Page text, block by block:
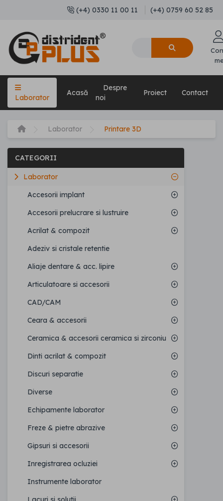
(+4) 0330 11 00 11 (+4) 0759 60 52 85
Laborator
Acasă
Despre
noi
Proiect Contact
Laborator Printare 3D
CATEGORII
Laborator
Accesorii implant
Accesorii prelucrare si lustruire
Acrilat & compozit
Adeziv si cristale retentie
Aliaje dentare & acc. lipire
Articulatoare si accesorii
CAD/CAM
Ceara & accesorii
Ceramica & accesorii ceramica si zirconiu
Dinti acrilat & compozit
Discuri separatie
Diverse
Echipamente laborator
Freze & pietre abrazive
Gipsuri si accesorii
Inregistrarea ocluziei
Instrumente laborator